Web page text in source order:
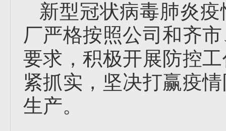
新型冠状病毒肺炎
厂严格按照公司和齐
要求，积极开展防控
紧抓实，坚决打赢疫
生产。